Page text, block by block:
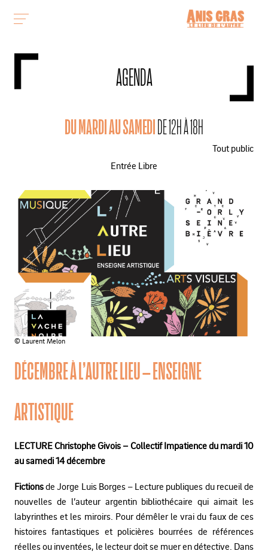
AGENDA
DU MARDI AU SAMEDI DE 12H À 18H
Tout public
Entrée Libre
© Laurent Melon
DÉCEMBRE À L’AUTRE LIEU – ENSEIGNE
ARTISTIQUE
LECTURE Christophe Givois – Collectif Impatience du mardi 10
au samedi 14 décembre
Fictionsde Jorge Luis Borges – Lecture publiques du recueil de
nouvelles de l’auteur argentin bibliothécaire qui aimait les
labyrinthes et les miroirs. Pour démêler le vrai du faux de ces
histoires fantastiques et policières bourrées de références
réelles ou inventées, le lecteur doit se muer en détective. Dans